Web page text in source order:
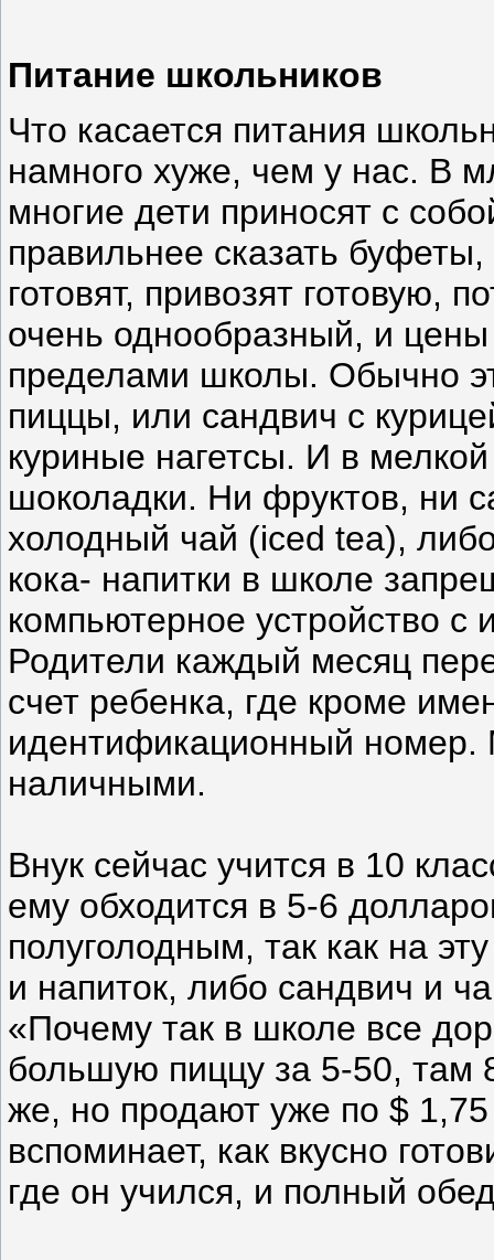
Питание школьников
Что касается питания
намного хуже, чем у нас. В
многие дети приносят с
правильнее сказать
готовят, привозят готовую,
очень однообразный, и
пределами школы. Обычно
пиццы, или сандвич с
куриные нагетсы. И в
шоколадки. Ни фруктов, ни
холодный чай (iced tea),
кока- напитки в школе
компьютерное устройство с
Родители каждый месяц
счет ребенка, где кроме
идентификационный номер.
наличными.
Внук сейчас учится в 10
ему обходится в 5-6
полуголодным, так как на
и напиток, либо сандвич и
«Почему так в школе все
большую пиццу за 5-50, там
же, но продают уже по $
вспоминает, как вкусно
где он учился, и полный